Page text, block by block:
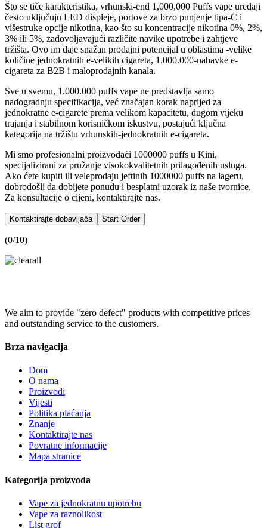
Što se tiče karakteristika, vrhunski-end 1,000,000 Puffs vape uređaji
često uključuju LED displeje, portove za brzo punjenje tipa-C i
višestruke opcije nikotina, kao što su koncentracije nikotina 0%, 2%,
3% ili 5%, zadovoljavajući različite navike upotrebe i zahtjeve
tržišta. Ovo im daje snažan prodajni potencijal u oblastima -velike
količine jednokratnih e-velikih cigareta, 1.000.000-nabavke e-
cigareta za B2B i maloprodajnih kanala.
Sve u svemu, 1.000.000 puffs vape ne predstavlja samo
nadogradnju specifikacija, već značajan korak naprijed za
jednokratne e-cigarete prema velikom kapacitetu, dugom vijeku
trajanja i stabilnom korisničkom iskustvu, postajući ključna
kategorija na tržištu vrhunskih-jednokratnih e-cigareta.
Mi smo profesionalni proizvođači 1000000 puffs u Kini,
specijalizirani za pružanje visokokvalitetnih prilagođenih usluga.
Ako ćete kupiti ili veleprodaju jeftinih 1000000 puffs na lageru,
dobrodošli da dobijete ponudu i besplatni uzorak iz naše tvornice.
Za konsultacije o cijeni, kontaktirajte nas.
Kontaktirajte dobavljača Start Order
(0/10)
We aim to provide "zero defect" products with competitive prices
and outstanding service to the customers.
Brza navigacija
Dom
O nama
Proizvodi
Vijesti
Politika plaćanja
Znanje
Kontaktirajte nas
Povratne informacije
Mapa stranice
Kategorija proizvoda
Vape za jednokratnu upotrebu
Vape za raznolikost
List grof